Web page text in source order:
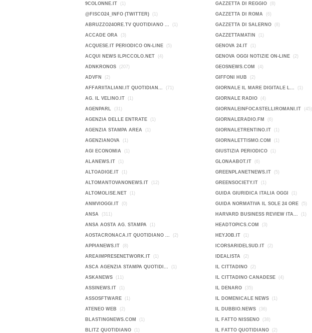
9COLONNE.IT (1)
@FISCO24_INFO (TWITTER) (1)
ABRUZZO24ORE.TV QUOTIDIANO ... (1)
ACCADE ORA (3)
ACQUESE.IT PERIODICO ON-LINE (5)
ACQUI NEWS ILPICCOLO.NET (4)
ADNKRONOS (207)
ADVFN (2)
AFFARIITALIANI.IT QUOTIDIAN... (71)
AG. IL VELINO.IT (1)
AGENPARL (31)
AGENZIA DELLE ENTRATE (1)
AGENZIA STAMPA AREA (1)
AGENZIANOVA (1)
AGI ECONOMIA (1)
ALANEWS.IT (1)
ALTOADIGE.IT (1)
ALTOMANTOVANONEWS.IT (12)
ALTOMOLISE.NET (1)
ANMVIOGGI.IT (0)
ANSA (311)
ANSA AOSTA AG. STAMPA (1)
AOSTACRONACA.IT QUOTIDIANO ... (2)
APPIANEWS.IT (8)
AREAIMPRESENETWORK.IT (1)
ASCA AGENZIA STAMPA QUOTIDI... (1)
ASKANEWS (11)
ASSINEWS.IT (1)
ASSOSFTWARE (1)
ATENEO WEB (2)
BLASTINGNEWS.COM (1)
BLITZ QUOTIDIANO (1)
GAZZETTA DI REGGIO (8)
GAZZETTA DI ROMA (6)
GAZZETTA DI SALERNO (8)
GAZZETTAMATIN (1)
GENOVA 24.IT (1)
GENOVA OGGI NOTIZIE ON-LINE (2)
GEOSNEWS.COM (4)
GIFFONI HUB (2)
GIORNALE IL MARE DIGITALE L... (1)
GIORNALE RADIO (4)
GIORNALEINFOCASTELLIROMANI.IT (45)
GIORNALERADIO.FM (6)
GIORNALETRENTINO.IT (1)
GIORNALETTISMO.COM (1)
GIUSTIZIA PERIODICO (1)
GLONAABOT.IT (6)
GREENPLANETNEWS.IT (5)
GREENSOCIETY.IT (1)
GUIDA GIURIDICA ITALIA OGGI (1)
GUIDA NORMATIVA IL SOLE 24 ORE (5)
HARVARD BUSINESS REVIEW ITA... (1)
HEADTOPICS.COM (3)
HEYJOB.IT (1)
ICORSARIDELSUD.IT (2)
IDEALISTA (2)
IL CITTADINO (2)
IL CITTADINO CANADESE (4)
IL DENARO (35)
IL DOMENICALE NEWS (1)
IL DUBBIO.NEWS (36)
IL FATTO NISSENO (38)
IL FATTO QUOTIDIANO (2)